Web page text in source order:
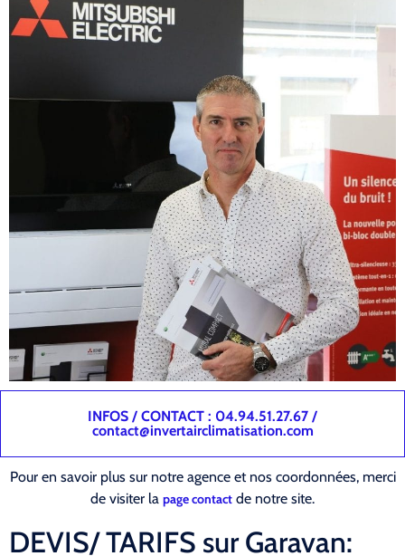
INFOS / CONTACT : 04.94.51.27.67 /
contact@invertairclimatisation.com
Pour en savoir plus sur notre agence et nos coordonnées, merci
de visiter la page contact de notre site.
DEVIS/ TARIFS sur Garavan: